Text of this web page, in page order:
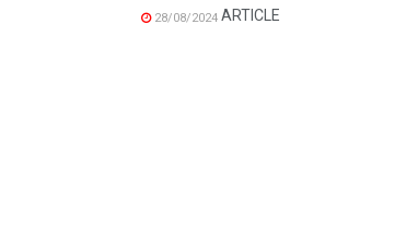
28/08/2024ARTICLE